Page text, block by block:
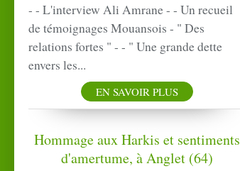
- - L'interview Ali Amrane - - Un recueil
de témoignages Mouansois - " Des
relations fortes " - - " Une grande dette
envers les...
EN SAVOIR PLUS
Hommage aux Harkis et sentiments
d'amertume, à Anglet (64)